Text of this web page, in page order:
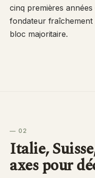
cinq premières
fondateur fraîchement
bloc majoritaire.
— 02
Italie,
axes pour